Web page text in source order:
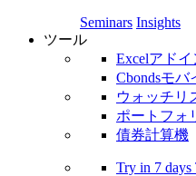
Seminars Insights
ツール
Excelアドイ
Cbondsモバ
ウォッチリ
ポートフォ
債券計算機
Try in 7 days